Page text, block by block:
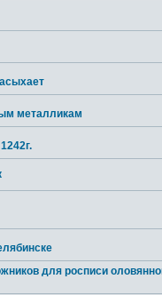
металликам
для росписи